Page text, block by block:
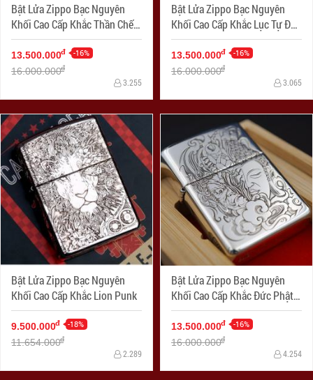
Bật Lửa Zippo Bạc Nguyên
Khối Cao Cấp Khắc Thần Chết
Armor
13.500.000đ -16%
16.000.000đ
3.255
Bật Lửa Zippo Bạc Nguyên
Khối Cao Cấp Khắc Lục Tự Đại
Minh Chú Armor
13.500.000đ -16%
16.000.000đ
3.065
Bật Lửa Zippo Bạc Nguyên
Khối Cao Cấp Khắc Lion Punk
9.500.000đ -18%
11.654.000đ
2.289
Bật Lửa Zippo Bạc Nguyên
Khối Cao Cấp Khắc Đức Phật
Và Quỷ Bản Armor
13.500.000đ -16%
16.000.000đ
4.254